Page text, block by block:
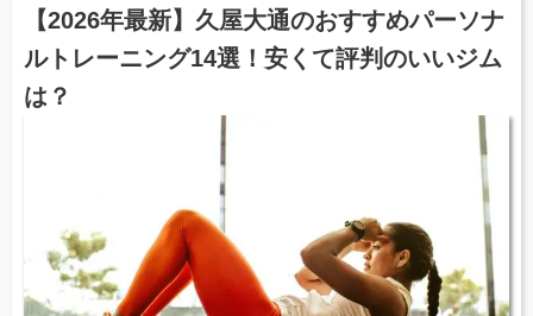
【2026年最新】久屋大通のおすすめパーソナ
ルトレーニング14選！安くて評判のいいジム
は？